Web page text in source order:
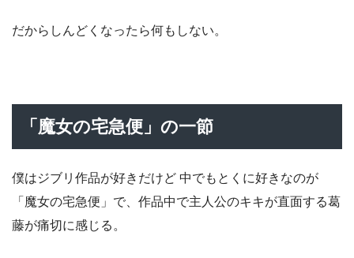
だからしんどくなったら何もしない。
「魔女の宅急便」の一節
僕はジブリ作品が好きだけど 中でもとくに好きなのが
「魔女の宅急便」で、作品中で主人公のキキが直面する葛
藤が痛切に感じる。